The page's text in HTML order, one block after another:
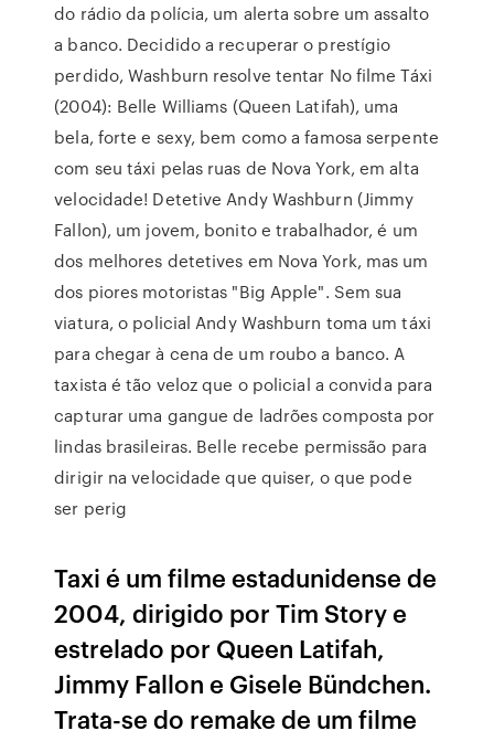
do rádio da polícia, um alerta sobre um assalto
a banco. Decidido a recuperar o prestígio
perdido, Washburn resolve tentar No filme Táxi
(2004): Belle Williams (Queen Latifah), uma
bela, forte e sexy, bem como a famosa serpente
com seu táxi pelas ruas de Nova York, em alta
velocidade! Detetive Andy Washburn (Jimmy
Fallon), um jovem, bonito e trabalhador, é um
dos melhores detetives em Nova York, mas um
dos piores motoristas "Big Apple". Sem sua
viatura, o policial Andy Washburn toma um táxi
para chegar à cena de um roubo a banco. A
taxista é tão veloz que o policial a convida para
capturar uma gangue de ladrões composta por
lindas brasileiras. Belle recebe permissão para
dirigir na velocidade que quiser, o que pode
ser perig
Taxi é um filme estadunidense de
2004, dirigido por Tim Story e
estrelado por Queen Latifah,
Jimmy Fallon e Gisele Bündchen.
Trata-se do remake de um filme